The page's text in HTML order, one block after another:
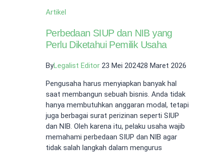
Artikel
Perbedaan SIUP dan NIB yang
Perlu Diketahui Pemilik Usaha
ByLegalist Editor 23 Mei 202428 Maret 2026
Pengusaha harus menyiapkan banyak hal
saat membangun sebuah bisnis. Anda tidak
hanya membutuhkan anggaran modal, tetapi
juga berbagai surat perizinan seperti SIUP
dan NIB. Oleh karena itu, pelaku usaha wajib
memahami perbedaan SIUP dan NIB agar
tidak salah langkah dalam mengurus